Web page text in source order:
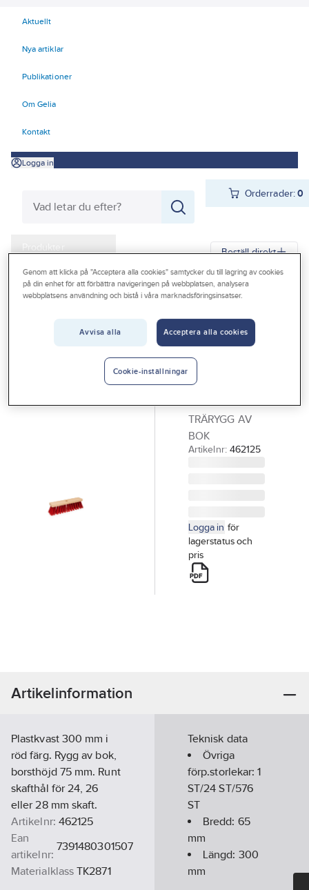
Aktuellt
Nya artiklar
Publikationer
Om Gelia
Kontakt
Logga in
Orderrader:0
Produkter
Kampanjer
Outlet
Beställ direkt
Gelia Produkter Verktyg & Maskiner Städredskap
Plastkvast
röd
RÖD
300X65MM
TRÄRYGG AV
BOK
Artikelnr: 462125
Logga in för
lagerstatus och
pris
Artikelinformation
Plastkvast 300 mm i
röd färg. Rygg av bok,
borsthöjd 75 mm. Runt
skafthål för 24, 26
eller 28 mm skaft.
Artikelnr: 462125
Ean
artikelnr:
7391480301507
Materialklass TK2871
Teknisk data
Övriga
förp.storlekar:1
ST/24 ST/576
ST
Bredd: 65
mm
Längd: 300
mm
Genom att klicka på "Acceptera alla cookies" samtycker du till lagring av cookies
på din enhet för att förbättra navigeringen på webbplatsen, analysera
webbplatsens användning och bistå i våra marknadsföringsinsatser.
Avvisa alla Acceptera alla cookies
Cookie-inställningar